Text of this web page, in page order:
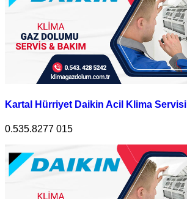
Kartal Hürriyet Daikin Acil Klima Servisi
0.535.8277 015